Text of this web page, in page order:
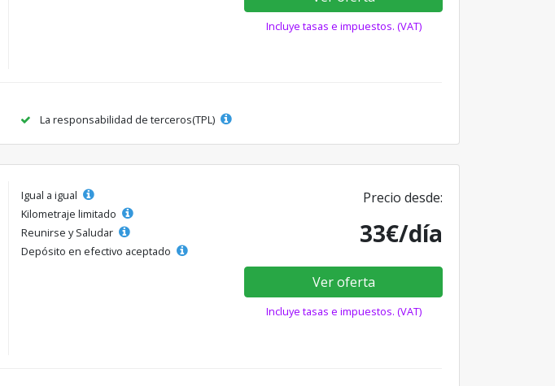
Incluye tasas e impuestos. (VAT)
La responsabilidad de terceros(TPL)
Igual a igual
Kilometraje limitado
Reunirse y Saludar
Depósito en efectivo aceptado
Precio desde:
33€/día
Ver oferta
Incluye tasas e impuestos. (VAT)